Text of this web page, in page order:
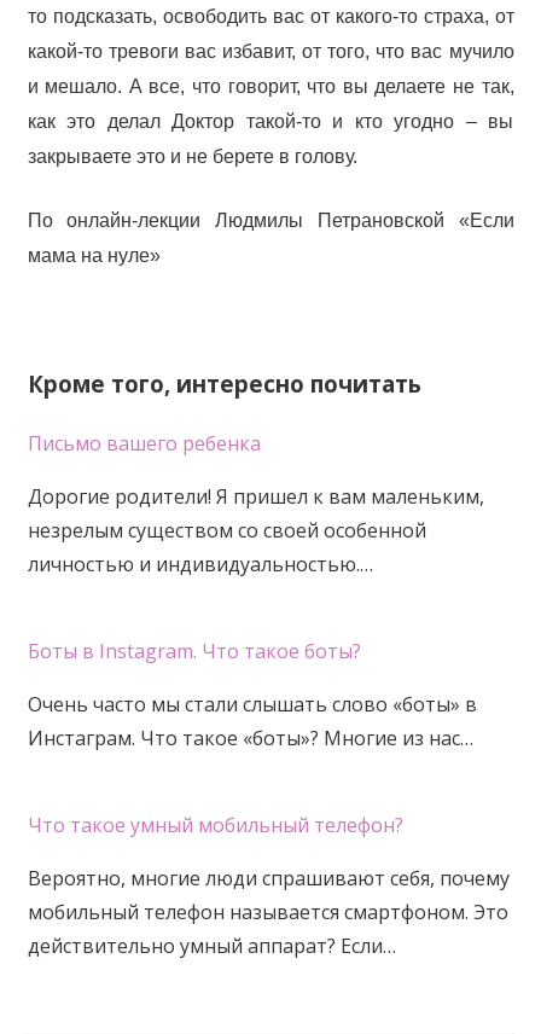
то подсказать, освободить вас от какого-то страха, от
какой-то тревоги вас избавит, от того, что вас мучило
и мешало. А все, что говорит, что вы делаете не так,
как это делал Доктор такой-то и кто угодно – вы
закрываете это и не берете в голову.
По онлайн-лекции Людмилы Петрановской «Если
мама на нуле»
Кроме того, интересно почитать
Письмо вашего ребенка
Дорогие родители! Я пришел к вам маленьким,
незрелым существом со своей особенной
личностью и индивидуальностью.…
Боты в Instagram. Что такое боты?
Очень часто мы стали слышать слово «боты» в
Инстаграм. Что такое «боты»? Многие из нас…
Что такое умный мобильный телефон?
Вероятно, многие люди спрашивают себя, почему
мобильный телефон называется смартфоном. Это
действительно умный аппарат? Если…